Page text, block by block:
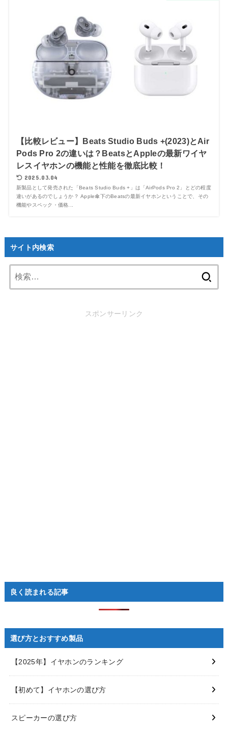
【比較レビュー】Beats Studio Buds +(2023)とAir
Pods Pro 2の違いは？BeatsとAppleの最新ワイヤ
レスイヤホンの機能と性能を徹底比較！
2025.03.04
新製品として発売された「Beats Studio Buds +」は「AirPods Pro 2」とどの程度
違いがあるのでしょうか？ Apple傘下のBeatsの最新イヤホンということで、その
機能やスペック・価格...
サイト内検索
スポンサーリンク
良く読まれる記事
選び方とおすすめ製品
【2025年】イヤホンのランキング
【初めて】イヤホンの選び方
スピーカーの選び方